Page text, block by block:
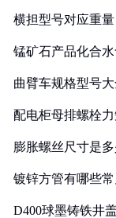
横担型号对应重量
锰矿石产品化合
曲臂车规格型号
配电柜母排螺栓
膨胀螺丝尺寸是
镀锌方管有哪些
D400球墨铸铁井